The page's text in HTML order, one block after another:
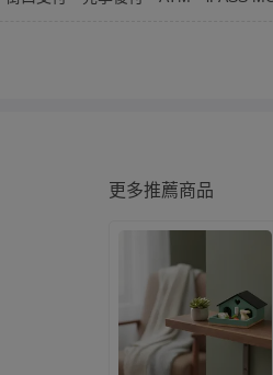
更多推薦商品